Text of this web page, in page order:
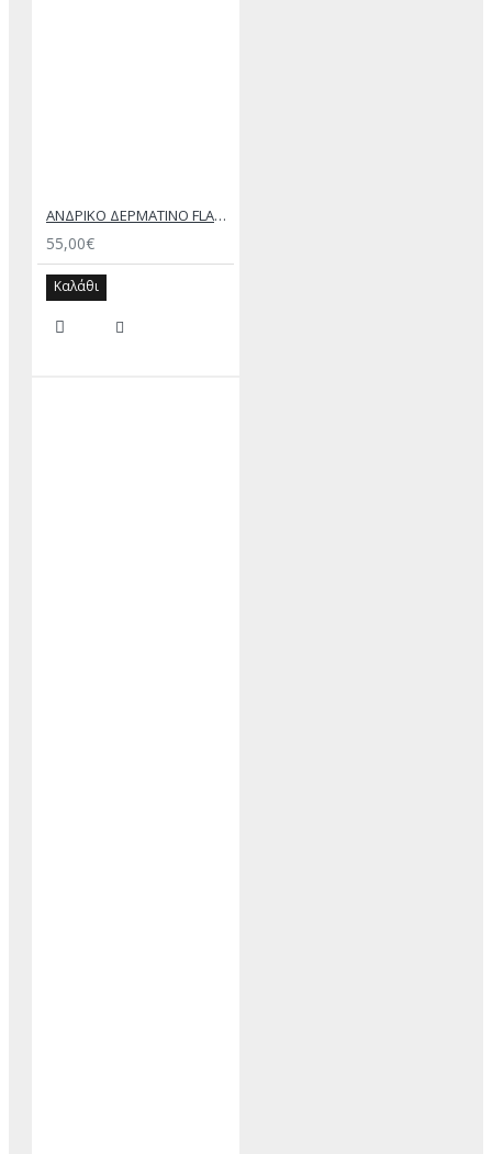
ΑΝΔΡΙΚΟ ΔΕΡΜΑΤΙΝΟ FLAT ΣΑΝΔΑΛΙ ΜΑΥΡΟ ΔΟΥΚΑΣ
55,00€
Καλάθι